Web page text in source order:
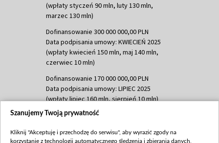
(wpłaty styczeń 90 mln, luty 130 mln,
marzec 130 mln)
Dofinansowanie 300 000 000,00 PLN
Data podpisania umowy: KWIECIEŃ 2025
(wpłaty kwiecień 150 mln, maj 140 mln,
czerwiec 10 mln)
Dofinansowanie 170 000 000,00 PLN
Data podpisania umowy: LIPIEC 2025
(wpłaty lipiec 160 mln, sierpień 10 mln)
Dofinansowanie 60 000 000,00 PLN
(wpłata wrzesień 60 mln)
Szanujemy Twoją prywatność
Kliknij "Akceptuję i przechodzę do serwisu", aby wyrazić zgody na
korzystanie z technologii automatycznego śledzenia i zbierania danych,